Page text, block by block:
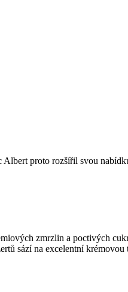
proto rozšířil svou
zmrzlin a poctivých
sází na excelentní